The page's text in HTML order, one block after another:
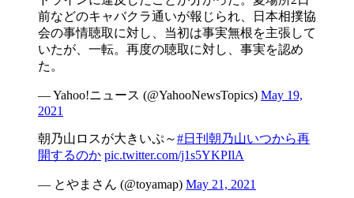
前などのキャバクラ通いが報じられ、日本相撲協
会の事情聴取に対し、当初は事実無根を主張して
いたが、一転。再度の聴取に対し、事実を認め
た。
— Yahoo!ニュース (@YahooNewsTopics) May 19,
2021
朝乃山ロスが大きいぷ～#日刊朝乃山いつから再
開するのか pic.twitter.com/j1s5YKPIlA
— とやまさん (@toyamap) May 21, 2021